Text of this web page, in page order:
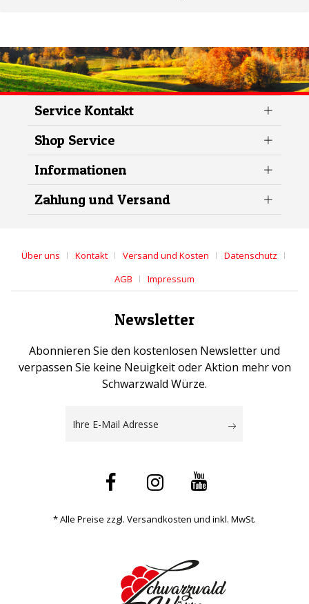
Service Kontakt
Shop Service
Informationen
Zahlung und Versand
Über uns Kontakt Versand und Kosten
Datenschutz
AGB
Impressum
Newsletter
Abonnieren Sie den kostenlosen Newsletter und
verpassen Sie keine Neuigkeit oder Aktion mehr von
Schwarzwald Würze.
* Alle Preise zzgl. Versandkosten und inkl. MwSt.